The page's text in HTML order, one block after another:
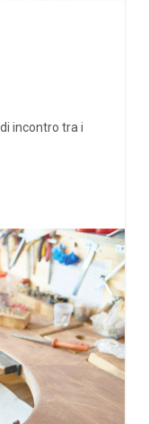
incontro tra i